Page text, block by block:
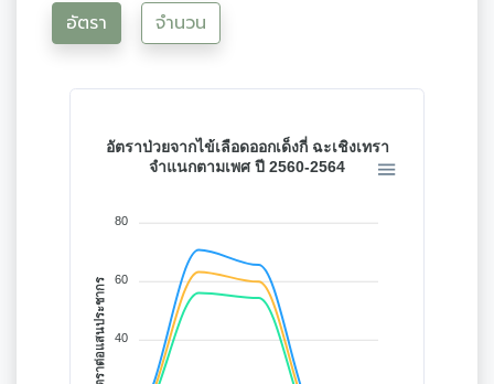
อัตรา จำนวน